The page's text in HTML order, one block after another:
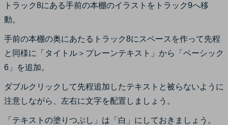
トラック8にある手前の本棚のイラストをトラック9へ移
動。
手前の本棚の奥にあたるトラック8にスペースを作って先程
と同様に「タイトル＞プレーンテキスト」から「ベーシック
6」を追加。
ダブルクリックして先程追加したテキストと被らないように
注意しながら、左右に文字を配置しましょう。
「テキストの塗りつぶし」は「白」にしておきましょう。